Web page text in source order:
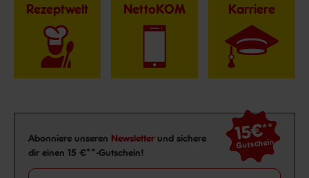
Rezeptwelt NettoKOM Karriere
Newsletter Anmeldung
Abonniere unseren Newsletter und sichere
dir einen 15 €**-Gutschein!
15€**
Gutschein